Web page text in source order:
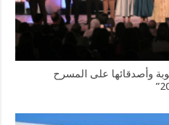
وأصدقائها على المسرح